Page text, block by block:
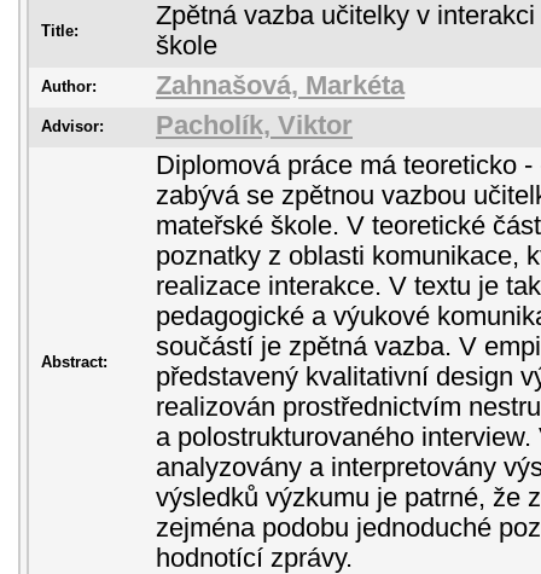
Title:
Zpětná vazba učitelky v
škole
Author: Zahnašová, Markéta
Advisor: Pacholík, Viktor
Abstract:
Diplomová práce má teoreticko
zabývá se zpětnou vazbou
mateřské škole. V teoretické
poznatky z oblasti komunikace,
realizace interakce. V textu je
pedagogické a výukové
součástí je zpětná vazba. V
představený kvalitativní design
realizován prostřednictvím
a polostrukturovaného
analyzovány a interpretovány
výsledků výzkumu je patrné, že
zejména podobu jednoduché
hodnotící zprávy.